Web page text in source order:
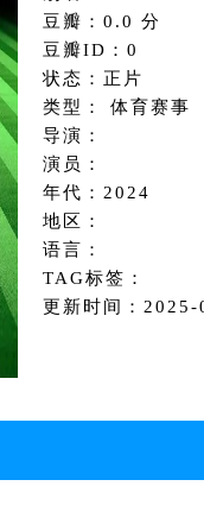
豆瓣：0.0 分
豆瓣ID：0
状态：正片
类型： 体育赛事
导演：
演员：
年代：2024
地区：
语言：
TAG标签：
更新时间：